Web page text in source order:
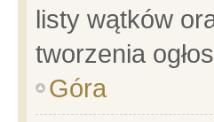
listy wątków
tworzenia
Góra